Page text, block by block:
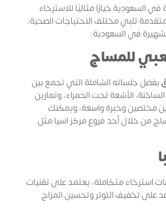
في السعودية خيارًا مثاليًا للاسترخاء
تلبي مختلف الاحتياجات الصحية،
في السعودية:
للمساج
بفضل جلساته الشاملة التي تجمع بين
الأشعة تحت الحمراء، وتمارين
مختصين وخبرة واسعة، ويمكنك
من خلال أحد فروع مركز اسيا مثل
استرخاء متكاملة، يعتمد على تقنيات
على تخفيف التوتر وتحسين المزاج